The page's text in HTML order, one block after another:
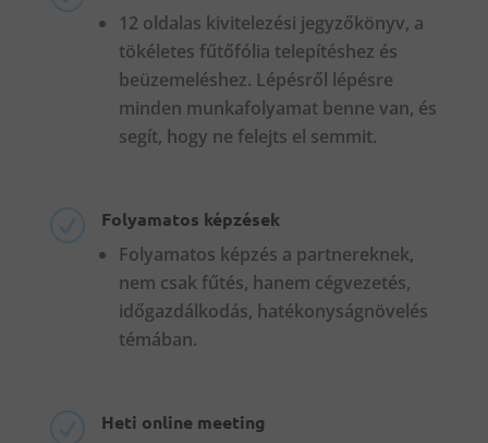
12 oldalas kivitelezési jegyzőkönyv, a
tökéletes fűtőfólia telepítéshez és
beüzemeléshez. Lépésről lépésre
minden munkafolyamat benne van, és
segít, hogy ne felejts el semmit.
Folyamatos képzések
Folyamatos képzés a partnereknek,
nem csak fűtés, hanem cégvezetés,
időgazdálkodás, hatékonyságnövelés
témában.
Heti online meeting